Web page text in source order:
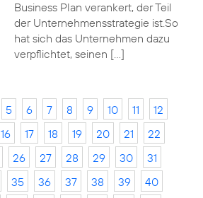
Business Plan verankert, der Teil
der Unternehmensstrategie ist.So
hat sich das Unternehmen dazu
verpflichtet, seinen […]
5 6 7 8 9 10 11
12
16 17 18 19 20 21
22
26 27 28 29 30
31
35 36 37 38 39
40